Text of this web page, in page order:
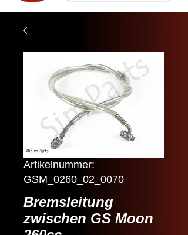
Artikelnummer:
GSM_0260_02_0070
Bremsleitung
zwischen GS Moon